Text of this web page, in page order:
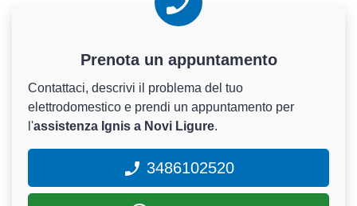
Prenota un appuntamento
Contattaci, descrivi il problema del tuo
elettrodomestico e prendi un appuntamento per
l'assistenza Ignis a Novi Ligure.
3486102520